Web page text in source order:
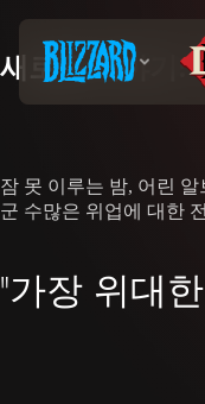
새로운 이야기:
잠 못 이루는 밤, 어린
군 수많은 위업에 대한
"가장 위대